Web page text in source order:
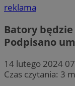
reklama
Batory
Podpisano
14 lutego 2024
Czas czytania: 3